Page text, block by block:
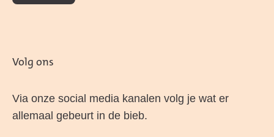
Volg ons
Via onze social media kanalen volg je wat er
allemaal gebeurt in de bieb.